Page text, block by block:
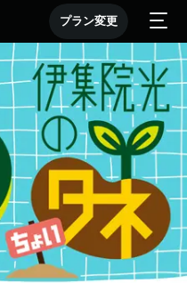
プラン変更